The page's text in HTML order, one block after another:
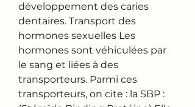
développement des caries
dentaires. Transport des
hormones sexuelles Les
hormones sont véhiculées par
le sang et liées à des
transporteurs. Parmi ces
transporteurs, on cite : la SBP :